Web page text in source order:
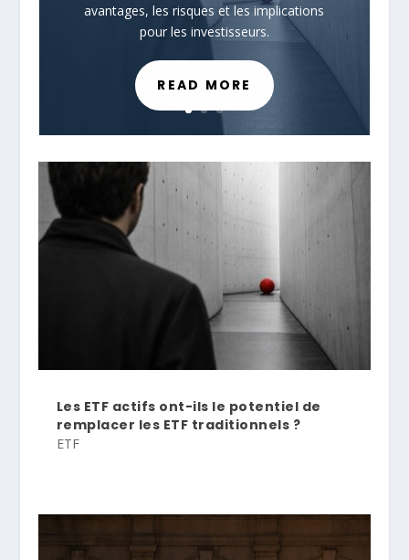
avantages, les risques et les implications
pour les investisseurs.
READ MORE
Les ETF actifs ont-ils le potentiel de
remplacer les ETF traditionnels ?
ETF